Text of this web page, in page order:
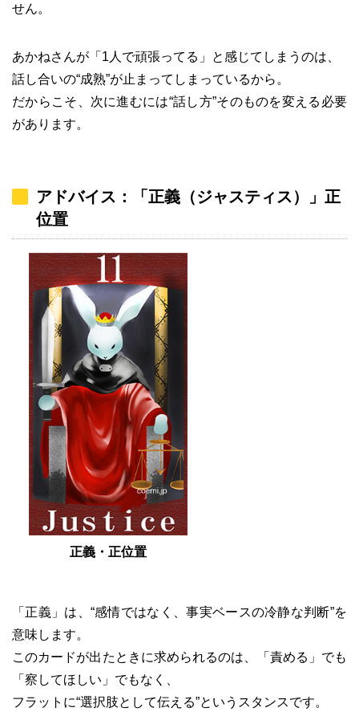
せん。
あかねさんが「1人で頑張ってる」と感じてしまうのは、
話し合いの“成熟”が止まってしまっているから。
だからこそ、次に進むには“話し方”そのものを変える必要
があります。
アドバイス：「正義（ジャスティス）」正
位置
正義・正位置
「正義」は、“感情ではなく、事実ベースの冷静な判断”を
意味します。
このカードが出たときに求められるのは、「責める」でも
「察してほしい」でもなく、
フラットに“選択肢として伝える”というスタンスです。